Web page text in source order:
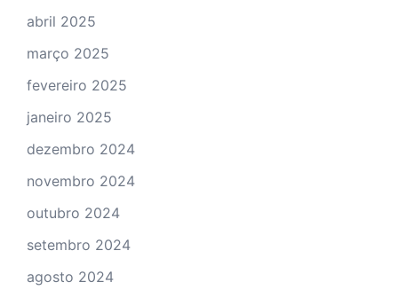
abril 2025
março 2025
fevereiro 2025
janeiro 2025
dezembro 2024
novembro 2024
outubro 2024
setembro 2024
agosto 2024